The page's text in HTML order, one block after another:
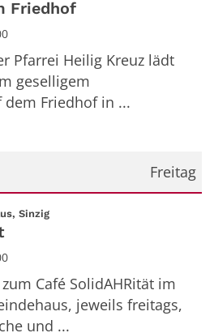
Friedhof
Pfarrei Heilig Kreuz lädt
geselligem
dem Friedhof in ...
Freitag
Sinzig:
Café SolidAHRität im
jeweils freitags,
und ...